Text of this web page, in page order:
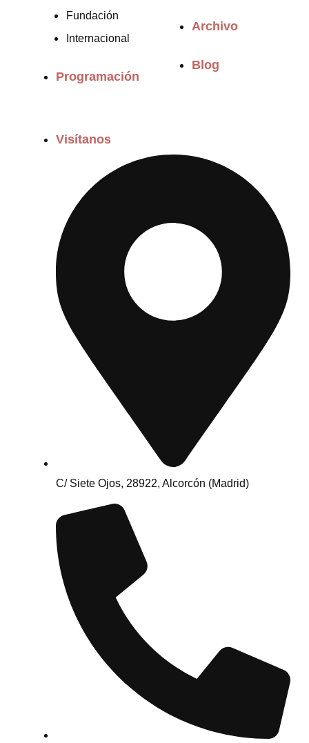
Visítanos
C/ Siete Ojos, 28922, Alcorcón (Madrid)
Fundación
Internacional
Programación
Archivo
Blog